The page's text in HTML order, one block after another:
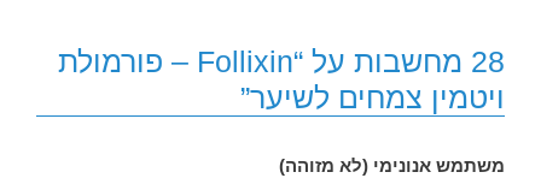
28 מחשבות על “Follixin – פורמולת
ויטמין צמחים לשיער”
משתמש אנונימי (לא מזוהה)